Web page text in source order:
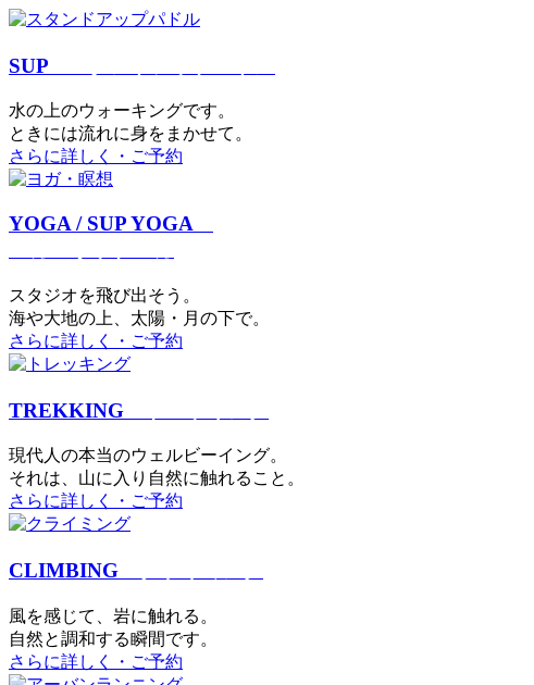
SUP
⽔の上のウォーキングです。
ときには流れに身をまかせて。
さらに詳しく・ご予約
YOGA / SUP YOGA
スタジオを⾶び出そう。
海や大地の上、太陽・⽉の下で。
さらに詳しく・ご予約
TREKKING
現代⼈の本当のウェルビーイング。
それは、⼭に⼊り⾃然に触れること。
さらに詳しく・ご予約
CLIMBING
⾵を感じて、岩に触れる。
⾃然と調和する瞬間です。
さらに詳しく・ご予約